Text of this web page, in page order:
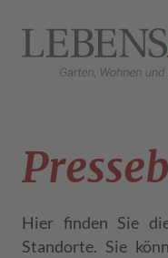
Hier finden Sie
Standorte. Sie